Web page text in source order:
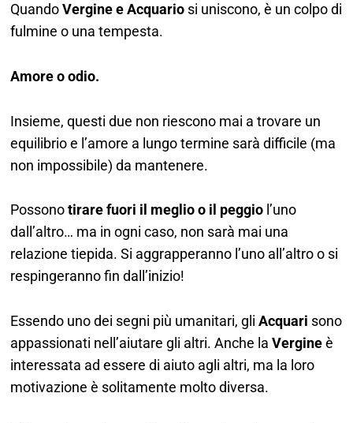
QuandoVergine e Acquario si uniscono, è un colpo di
fulmine o una tempesta.
Amore o odio.
Insieme, questi due non riescono mai a trovare un
equilibrio e l’amore a lungo termine sarà difficile (ma
non impossibile) da mantenere.
Possonotirare fuori il meglio o il peggio l’uno
dall’altro… ma in ogni caso, non sarà mai una
relazione tiepida. Si aggrapperanno l’uno all’altro o si
respingeranno fin dall’inizio!
Essendo uno dei segni più umanitari, gliAcquari sono
appassionati nell’aiutare gli altri. Anche laVergineè
interessata ad essere di aiuto agli altri, ma la loro
motivazione è solitamente molto diversa.